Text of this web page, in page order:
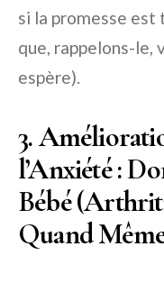
si la promesse est
que, rappelons-le,
espère).
3.
l’Anxiété :
Bébé
Quand